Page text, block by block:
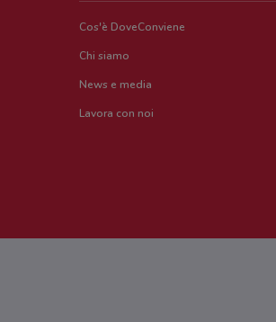
Cos'è DoveConviene
Chi siamo
News e media
Lavora con noi